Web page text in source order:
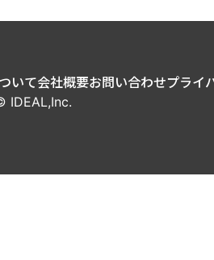
いて会社概要お問い合わせプライ
IDEAL,Inc.